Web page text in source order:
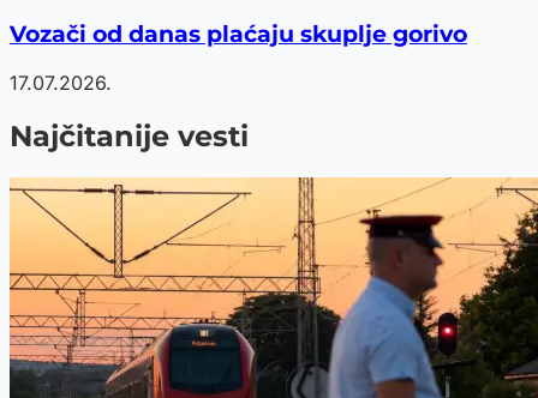
Vozači od danas plaćaju skuplje gorivo
17.07.2026.
Najčitanije vesti